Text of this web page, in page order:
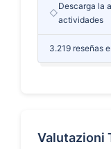
◇
Descarga la
actividades
3.219 reseñas
Valutazioni